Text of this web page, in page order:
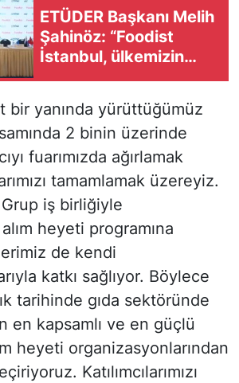
ETÜDER Başkanı Melih
Şahinöz: “Foodist
İstanbul, ülkemizin
sağlayacak”
bir yanında yürüttüğümüz
2 binin üzerinde
fuarımızda ağırlamak
tamamlamak üzereyiz.
iş birliğiyle
heyeti programına
de kendi
katkı sağlıyor. Böylece
tarihinde gıda sektöründe
en kapsamlı ve en güçlü
heyeti organizasyonlarından
Katılımcılarımızı